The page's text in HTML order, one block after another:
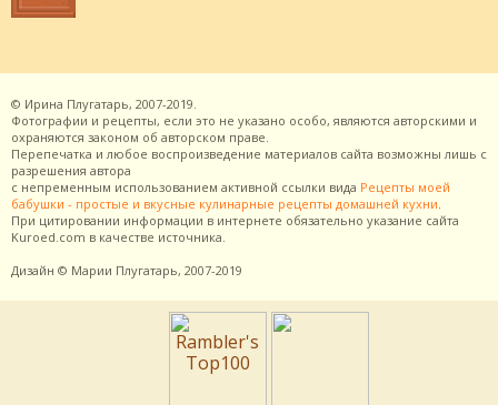
© Ирина Плугатарь, 2007-2019.
Фотографии и рецепты, если это не указано особо, являются авторскими и
охраняются законом об авторском праве.
Перепечатка и любое воспроизведение материалов сайта возможны лишь с
разрешения автора
с непременным использованием активной ссылки вида Рецепты моей
бабушки - простые и вкусные кулинарные рецепты домашней кухни.
При цитировании информации в интернете обязательно указание сайта
Kuroed.com в качестве источника.
Дизайн © Марии Плугатарь, 2007-2019